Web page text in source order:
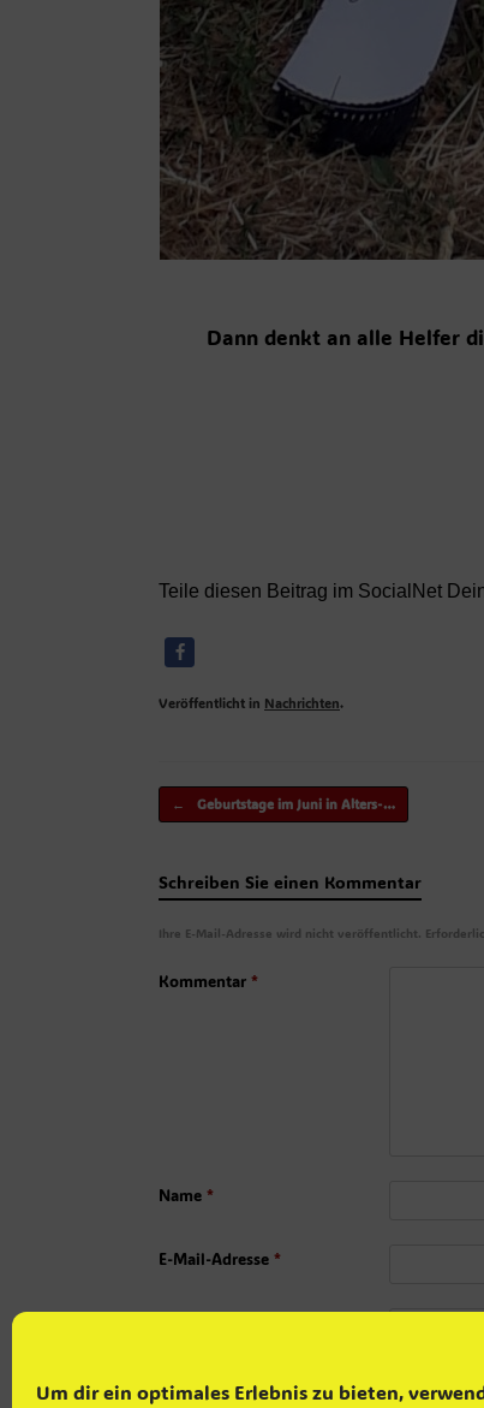
Um dir ein optimales Erlebnis zu bieten,
Dann denkt an alle Helfer
Teile diesen Beitrag im SocialNet
Veröffentlicht in Nachrichten.
Beitragsnavigation
← Geburtstage im Juni in Alters-…
Schreiben Sie einen Kommentar
Ihre E-Mail-Adresse wird nicht veröffentlicht.
Kommentar *
Name *
E-Mail-Adresse *